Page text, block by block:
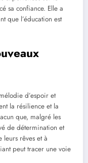
sa confiance. Elle a
que l’éducation est
d’espoir et
la résilience et la
que, malgré les
de détermination et
leurs rêves et à
peut tracer une voie